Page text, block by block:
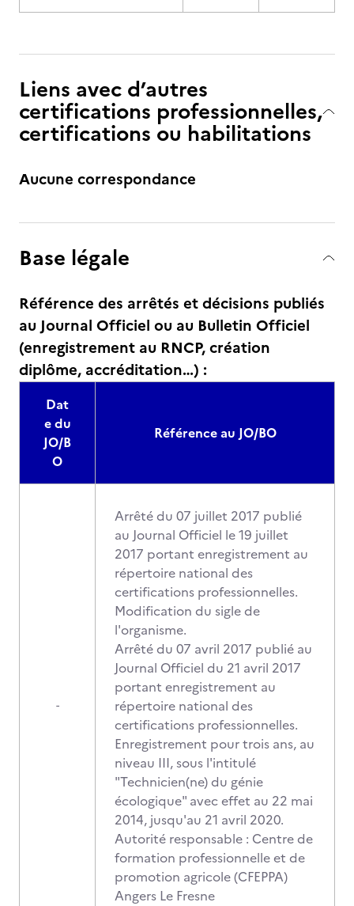
Liens avec d’autres
certifications professionnelles,
certifications ou habilitations
Aucune correspondance
Base légale
Référence des arrêtés et décisions publiés
au Journal Officiel ou au Bulletin Officiel
(enregistrement au RNCP, création
diplôme, accréditation…) :
Dat
e du
JO/B
O
Référence au JO/BO
-
Arrêté du 07 juillet 2017 publié
au Journal Officiel le 19 juillet
2017 portant enregistrement au
répertoire national des
certifications professionnelles.
Modification du sigle de
l'organisme.
Arrêté du 07 avril 2017 publié au
Journal Officiel du 21 avril 2017
portant enregistrement au
répertoire national des
certifications professionnelles.
Enregistrement pour trois ans, au
niveau III, sous l'intitulé
"Technicien(ne) du génie
écologique" avec effet au 22 mai
2014, jusqu'au 21 avril 2020.
Autorité responsable : Centre de
formation professionnelle et de
promotion agricole (CFEPPA)
Angers Le Fresne